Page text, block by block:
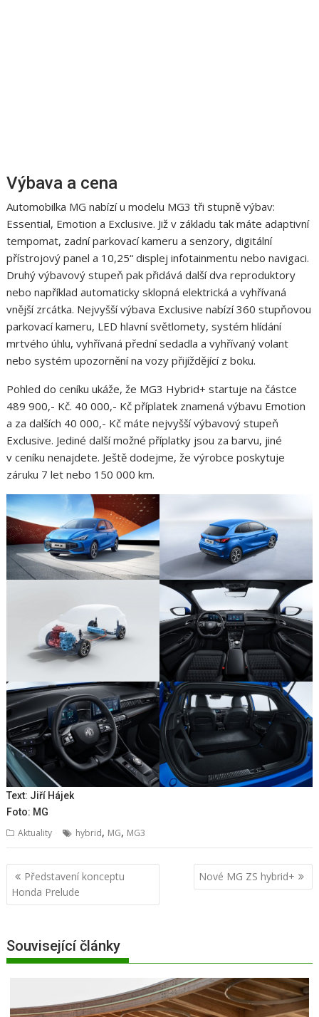
Výbava a cena
Automobilka MG nabízí u modelu MG3 tři stupně výbav:
Essential, Emotion a Exclusive. Již v základu tak máte adaptivní
tempomat, zadní parkovací kameru a senzory, digitální
přístrojový panel a 10,25“ displej infotainmentu nebo navigaci.
Druhý výbavový stupeň pak přidává další dva reproduktory
nebo například automaticky sklopná elektrická a vyhřívaná
vnější zrcátka. Nejvyšší výbava Exclusive nabízí 360 stupňovou
parkovací kameru, LED hlavní světlomety, systém hlídání
mrtvého úhlu, vyhřívaná přední sedadla a vyhřívaný volant
nebo systém upozornění na vozy přijíždějící z boku.
Pohled do ceníku ukáže, že MG3 Hybrid+ startuje na částce
489 900,- Kč. 40 000,- Kč příplatek znamená výbavu Emotion
a za dalších 40 000,- Kč máte nejvyšší výbavový stupeň
Exclusive. Jediné další možné příplatky jsou za barvu, jiné
v ceníku nenajdete. Ještě dodejme, že výrobce poskytuje
záruku 7 let nebo 150 000 km.
Text: Jiří Hájek
Foto: MG
Aktuality hybrid, MG, MG3
Navigace
pro
příspěvek
Představení konceptu
Honda Prelude
Nové MG ZS hybrid+
Související články